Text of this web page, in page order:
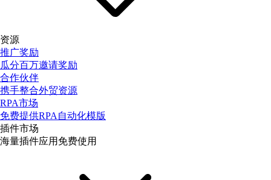
资源
推广奖励
瓜分百万邀请奖励
合作伙伴
携手整合外贸资源
RPA市场
免费提供RPA自动化模版
插件市场
海量插件应用免费使用